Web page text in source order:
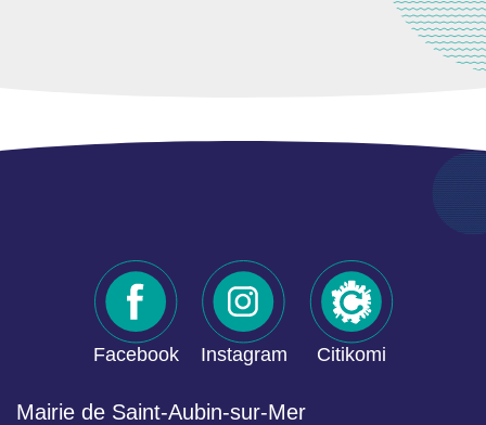
Facebook Instagram Citikomi
Mairie de Saint-Aubin-sur-Mer